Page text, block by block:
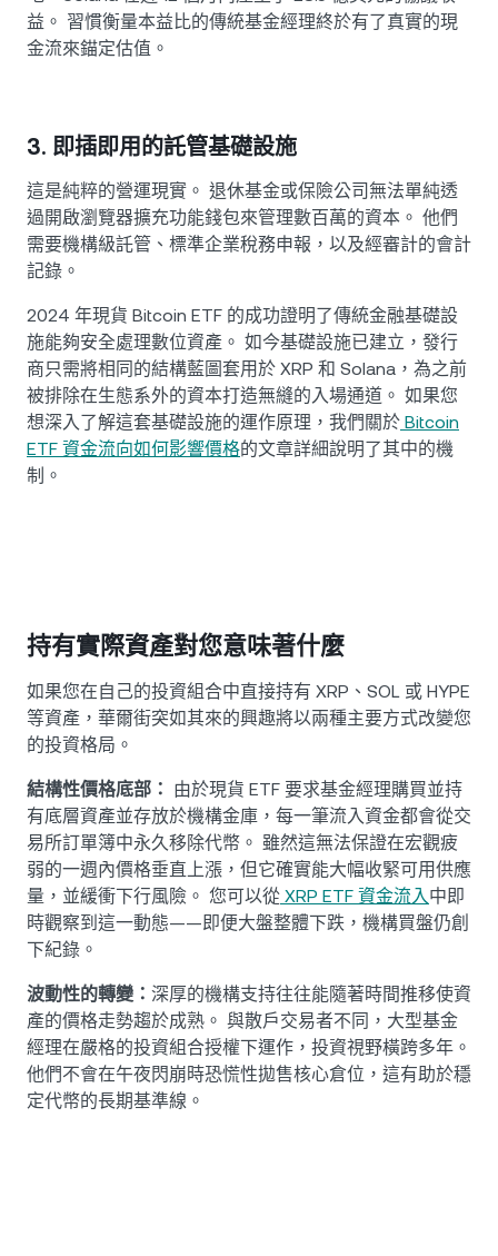
益。 習慣衡量本益比的傳統基金經理終於有了真實的現
金流來錨定估值。
3. 即插即用的託管基礎設施
這是純粹的營運現實。 退休基金或保險公司無法單純透
過開啟瀏覽器擴充功能錢包來管理數百萬的資本。 他們
需要機構級託管、標準企業稅務申報，以及經審計的會計
記錄。
2024 年現貨 Bitcoin ETF 的成功證明了傳統金融基礎設
施能夠安全處理數位資產。 如今基礎設施已建立，發行
商只需將相同的結構藍圖套用於 XRP 和 Solana，為之前
被排除在生態系外的資本打造無縫的入場通道。 如果您
想深入了解這套基礎設施的運作原理，我們關於 Bitcoin
ETF 資金流向如何影響價格的文章詳細說明了其中的機
制。
持有實際資產對您意味著什麼
如果您在自己的投資組合中直接持有 XRP、SOL 或 HYPE
等資產，華爾街突如其來的興趣將以兩種主要方式改變您
的投資格局。
結構性價格底部： 由於現貨 ETF 要求基金經理購買並持
有底層資產並存放於機構金庫，每一筆流入資金都會從交
易所訂單簿中永久移除代幣。 雖然這無法保證在宏觀疲
弱的一週內價格垂直上漲，但它確實能大幅收緊可用供應
量，並緩衝下行風險。 您可以從 XRP ETF 資金流入中即
時觀察到這一動態——即便大盤整體下跌，機構買盤仍創
下紀錄。
波動性的轉變： 深厚的機構支持往往能隨著時間推移使資
產的價格走勢趨於成熟。 與散戶交易者不同，大型基金
經理在嚴格的投資組合授權下運作，投資視野橫跨多年。
他們不會在午夜閃崩時恐慌性拋售核心倉位，這有助於穩
定代幣的長期基準線。